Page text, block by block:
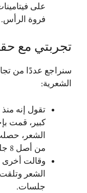
على
فروة الرأس.
تجربتي مع
سنراجع عددًا من
الشعرية:
تقول إنه
من أصل 8 جلسات.
وقالت أخرى
جلسات.